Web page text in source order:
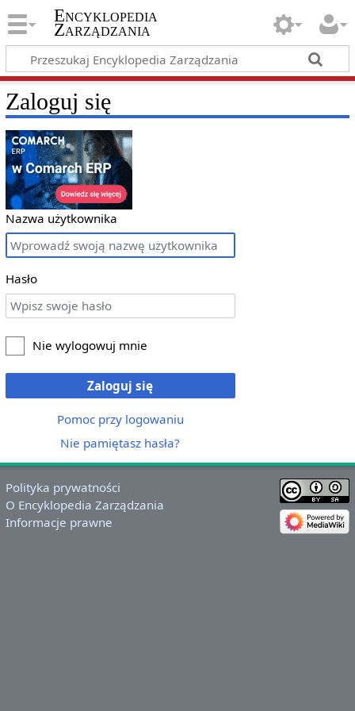
Encyklopedia
Zarządzania
Zaloguj się
Nazwa użytkownika
Hasło
Nie wylogowuj mnie
Zaloguj się
Pomoc przy logowaniu
Nie pamiętasz hasła?
Polityka prywatności
O Encyklopedia Zarządzania
Informacje prawne